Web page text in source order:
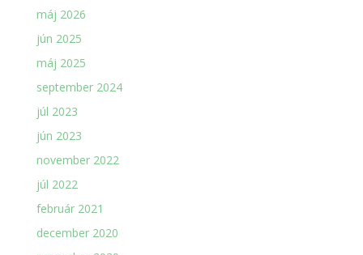
máj 2026
jún 2025
máj 2025
september 2024
júl 2023
jún 2023
november 2022
júl 2022
február 2021
december 2020